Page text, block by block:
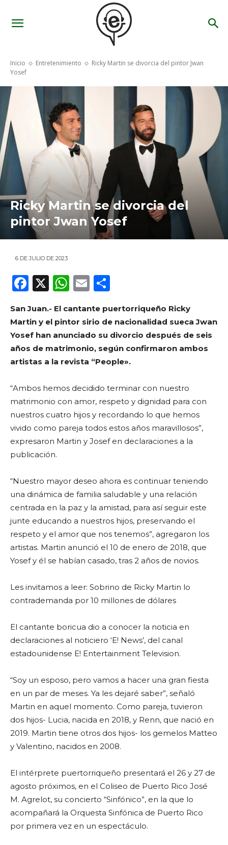
Inicio Entretenimiento
Ricky Martin se divorcia del pintor Jwan
Yosef
Ricky Martin se divorcia del
pintor Jwan Yosef
6 DE JULIO DE 2023
F
c
e
b
o
k
X
W
a
ts
A
p
p
E
ai
l
m
p
ar
ti
San Juan.- El cantante puertorriqueño Ricky
Martin y el pintor sirio de nacionalidad sueca Jwan
Yosef han anunciado su divorcio después de seis
años de matrimonio, según confirmaron ambos
artistas a la revista “People».
“Ambos hemos decidido terminar con nuestro
matrimonio con amor, respeto y dignidad para con
nuestros cuatro hijos y recordando lo que hemos
vivido como pareja todos estos años maravillosos”,
expresaron Martin y Josef en declaraciones a la
publicación.
“Nuestro mayor deseo ahora es continuar teniendo
una dinámica de familia saludable y una relación
centrada en la paz y la amistad, para así seguir este
junte educando a nuestros hijos, preservando el
respeto y el amor que nos tenemos”, agregaron los
artistas. Martin anunció el 10 de enero de 2018, que
Yosef y él se habían casado, tras 2 años de novios.
Les invitamos a leer: Sobrino de Ricky Martin lo
contrademanda por 10 millones de dólares
El cantante boricua dio a conocer la noticia en
declaraciones al noticiero ‘E! News’, del canal
estadounidense E! Entertainment Television.
“Soy un esposo, pero vamos a hacer una gran fiesta
en un par de meses. Ya les dejaré saber”, señaló
Martin en aquel momento. Como pareja, tuvieron
dos hijos- Lucia, nacida en 2018, y Renn, que nació en
2019. Martin tiene otros dos hijos- los gemelos Matteo
y Valentino, nacidos en 2008.
El intérprete puertorriqueño presentará el 26 y 27 de
agosto próximos, en el Coliseo de Puerto Rico José
M. Agrelot, su concierto “Sinfónico”, en la que lo
acompañará la Orquesta Sinfónica de Puerto Rico
por primera vez en un espectáculo.